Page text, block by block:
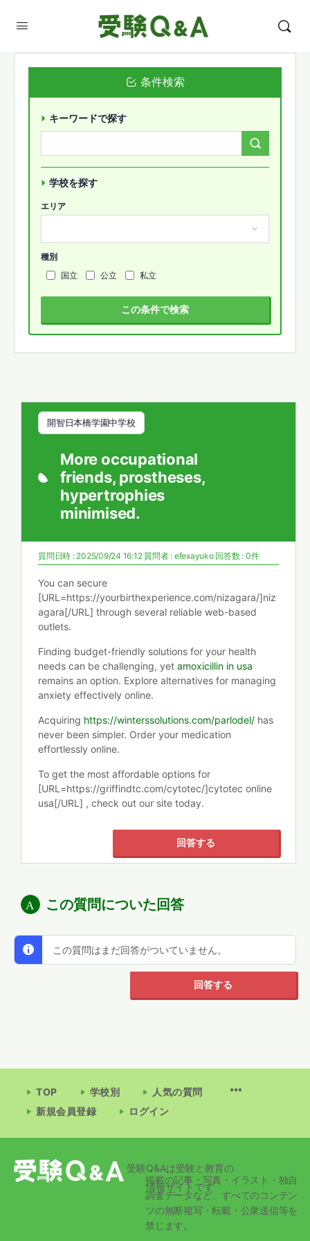
開智日本橋学園中学校
More occupational
friends, prostheses,
hypertrophies
minimised.
質問日時 : 2025/09/24 16:12質問者 : efexayuko 回答数 : 0件
You can secure
[URL=https://yourbirthexperience.com/nizagara/]niz
agara[/URL] through several reliable web-based
outlets.
Finding budget-friendly solutions for your health
needs can be challenging, yet amoxicillin in usa
remains an option. Explore alternatives for managing
anxiety effectively online.
Acquiring https://winterssolutions.com/parlodel/ has
never been simpler. Order your medication
effortlessly online.
To get the most affordable options for
[URL=https://griffindtc.com/cytotec/]cytotec online
usa[/URL] , check out our site today.
回答する
この質問についた回答
この質問はまだ回答がついていません。
回答する
条件検索
キーワードで探す
学校を探す
エリア
種別
国立
公立 私立
この条件で検索
TOP 学校別
人気の質問
新規会員登録
ログイン
受験Q&Aは受験と教育の
情報サイトです
掲載の記事・写真・イラスト・独自
調査データなど、すべてのコンテン
ツの無断複写・転載・公衆送信等を
禁じます。